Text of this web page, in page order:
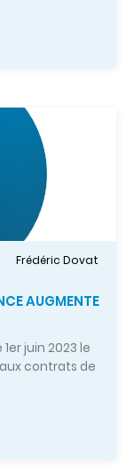
Frédéric Dovat
AUGMENTE
juin 2023 le
contrats de